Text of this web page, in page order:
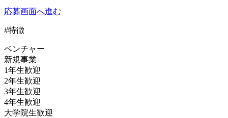
応募画面へ進む
#特徴
ベンチャー
新規事業
1年生歓迎
2年生歓迎
3年生歓迎
4年生歓迎
大学院生歓迎